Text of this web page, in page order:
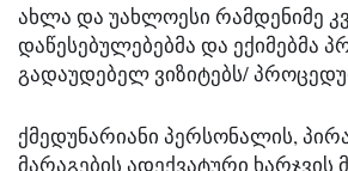
ახლა და უახლოესი რამდენიმე
დაწესებულებებმა და ექიმებმა
გადაუდებელ ვიზიტებს/
ქმედუნარიანი პერსონალის,
მარაგების ადექვატური